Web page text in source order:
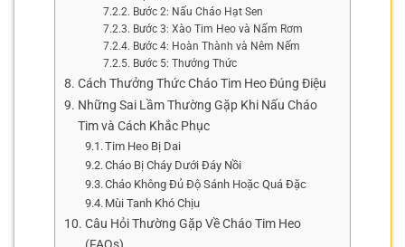
Bước 2: Nấu Cháo Hạt Sen
Bước 3: Xào Tim Heo và Nấm Rơm
Bước 4: Hoàn Thành và Nêm Nếm
Bước 5: Thưởng Thức
Cách Thưởng Thức Cháo Tim Heo Đúng Điệu
Những Sai Lầm Thường Gặp Khi Nấu Cháo
Tim và Cách Khắc Phục
Tim Heo Bị Dai
Cháo Bị Cháy Dưới Đáy Nồi
Cháo Không Đủ Độ Sánh Hoặc Quá Đặc
Mùi Tanh Khó Chịu
Câu Hỏi Thường Gặp Về Cháo Tim Heo